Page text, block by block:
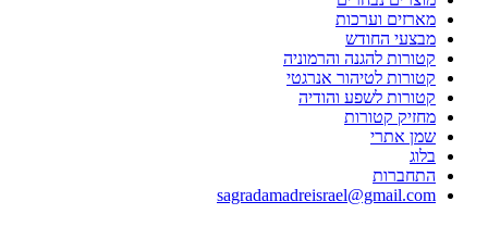
מארזים וערכות
מבצעי החודש
קטורות להגנה והרמוניה
קטורות לטיהור אנרגטי
קטורות לשפע והודיה
מחזיק קטורות
שמן אתרי
בלוג
התחברות
sagradamadreisrael@gmail.com